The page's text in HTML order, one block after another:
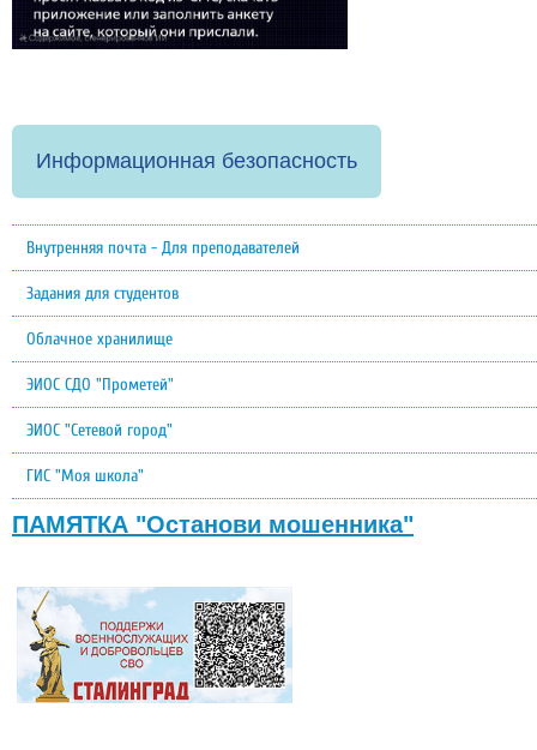
Информационная безопасность
Внутренняя почта - Для преподавателей
Задания для студентов
Облачное хранилище
ЭИОС СДО "Прометей"
ЭИОС "Сетевой город"
ГИС "Моя школа"
ПАМЯТКА "Останови мошенника"